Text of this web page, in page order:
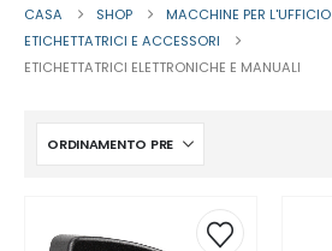
CASA SHOP
MACCHINE PER L'UFFICIO
ETICHETTATRICI E ACCESSORI
ETICHETTATRICI ELETTRONICHE E MANUALI